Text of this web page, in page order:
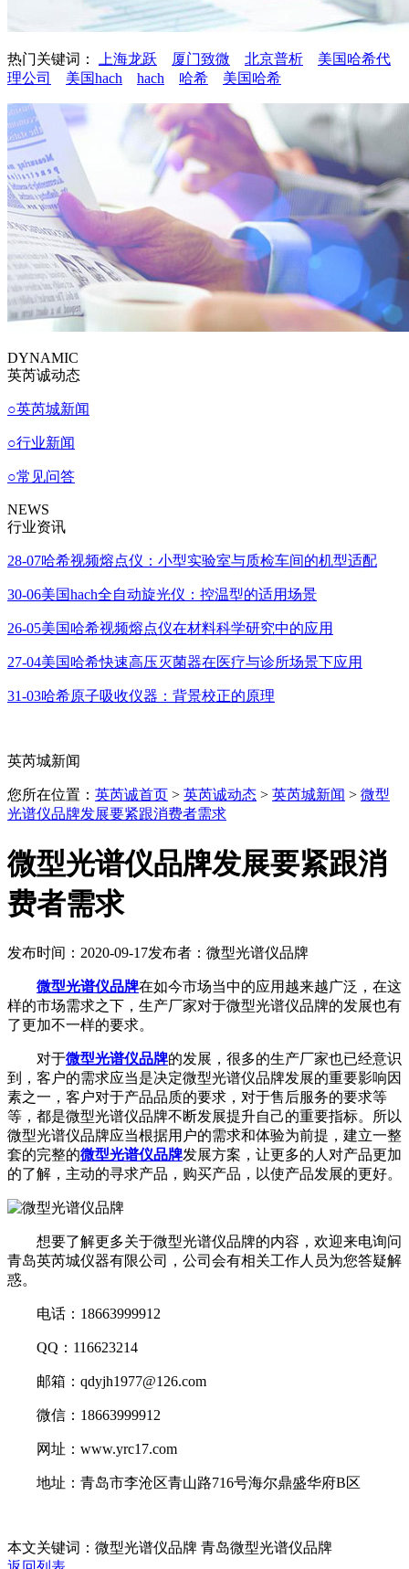
热门关键词： 上海龙跃 厦门致微 北京普析
美国哈希代
理公司
美国hach hach 哈希 美国哈希
DYNAMIC
英芮诚动态
○英芮城新闻
○行业新闻
○常见问答
NEWS
行业资讯
28-07哈希视频熔点仪：小型实验室与质检车间的机型适配
30-06美国hach全自动旋光仪：控温型的适用场景
26-05美国哈希视频熔点仪在材料科学研究中的应用
27-04美国哈希快速高压灭菌器在医疗与诊所场景下应用
31-03哈希原子吸收仪器：背景校正的原理
英芮城新闻
您所在位置： 英芮诚首页 > 英芮诚动态 > 英芮城新闻 > 微型
光谱仪品牌发展要紧跟消费者需求
微型光谱仪品牌发展要紧跟消
费者需求
发布时间：2020-09-17发布者：微型光谱仪品牌
微型光谱仪品牌在如今市场当中的应用越来越广泛，在这
样的市场需求之下，生产厂家对于微型光谱仪品牌的发展也有
了更加不一样的要求。
对于微型光谱仪品牌的发展，很多的生产厂家也已经意识
到，客户的需求应当是决定微型光谱仪品牌发展的重要影响因
素之一，客户对于产品品质的要求，对于售后服务的要求等
等，都是微型光谱仪品牌不断发展提升自己的重要指标。所以
微型光谱仪品牌应当根据用户的需求和体验为前提，建立一整
套的完整的微型光谱仪品牌发展方案，让更多的人对产品更加
的了解，主动的寻求产品，购买产品，以使产品发展的更好。
想要了解更多关于微型光谱仪品牌的内容，欢迎来电询问
青岛英芮城仪器有限公司，公司会有相关工作人员为您答疑解
惑。
电话：18663999912
QQ：116623214
邮箱：qdyjh1977@126.com
微信：18663999912
网址：www.yrc17.com
地址：青岛市李沧区青山路716号海尔鼎盛华府B区
本文关键词：微型光谱仪品牌 青岛微型光谱仪品牌